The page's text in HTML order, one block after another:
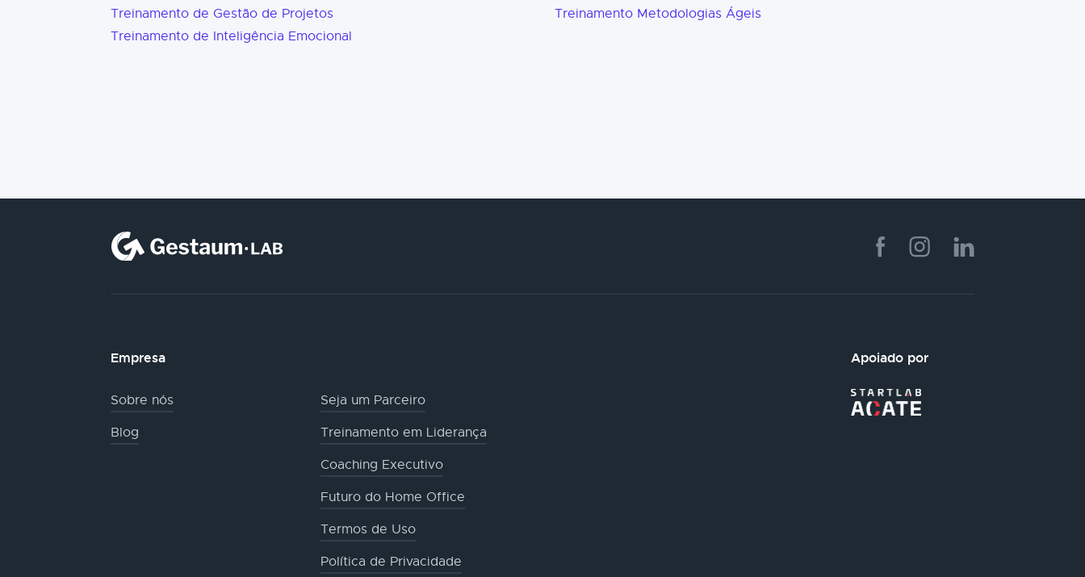
Treinamento de Gestão de Projetos
Treinamento de Inteligência Emocional
Treinamento Metodologias Ágeis
Empresa
Sobre nós
Seja um Parceiro
Blog
Treinamento em Liderança
Coaching Executivo
Futuro do Home Office
Termos de Uso
Política de Privacidade
Apoiado por